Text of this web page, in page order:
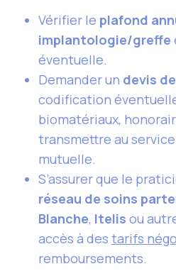
Vérifier le plafond
implantologie/greffe
éventuelle.
Demander un devis
codification
biomatériaux,
transmettre au
mutuelle.
S’assurer que le
réseau de soins
Blanche, Itelis ou
accès à des tarifs
remboursements.